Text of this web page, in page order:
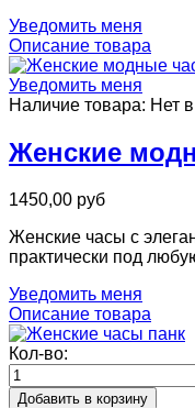
Уведомить меня
Описание товара
Уведомить меня
Наличие товара: Нет
Женские
1450,00 руб
Женские часы с
практически под
Уведомить меня
Описание товара
Кол-во: